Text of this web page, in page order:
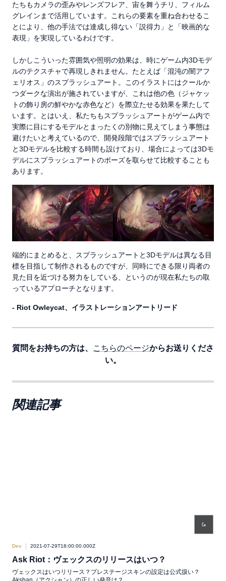
たちもカメラの歪みやレンズフレア、宙を舞うチリ、フィルム
グレインまで活用しています。これらの要素を重ね合わせるこ
とにより、他の手法では達成し得ない「説得力」と「映画的な
表現」を実現しているわけです。
しかしこういった雰囲気や照明の効果は、時にゲーム内3Dモデ
ルのテクスチャで再現しきれません。たとえば「混沌の闇アフ
ェリオス」のスプラッシュアート。このイラストにはクールか
つダークな演出が施されていますが、これは他の色（ジャケッ
トの飾り房の鮮やかな赤色など）を際立たせる効果を果たして
います。とはいえ、私たちもスプラッシュアートがゲーム内で
実際に目にするモデルとまったくの別物に見えてしまう事態は
避けたいと考えているので、開発段階ではスプラッシュアート
と3Dモデルを比較する時間も設けており、場合によっては3Dモ
デルにスプラッシュアートのポーズを取らせて比較することも
あります。
端的にまとめると、スプラッシュアートと3Dモデルは異なる目
標を目指して制作されるものですが、同時にできる限り両者の
見た目を近づける努力をしている、というのが現在私たちの取
っているアプローチとなります。
- Riot Owleycat、イラストレーションアートリード
質問をお持ちの方は、 こちらのページからお送りくださ
い。
関連記事
Dev 2021-07-29T18:00:00.000Z
Ask Riot：ヴェックスのリリースはいつ？
ヴェックスはいつリリース？プレステージスキンの設定は公式扱い？